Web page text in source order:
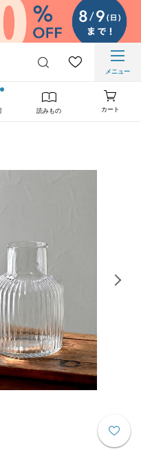
メニュー
読みもの カート